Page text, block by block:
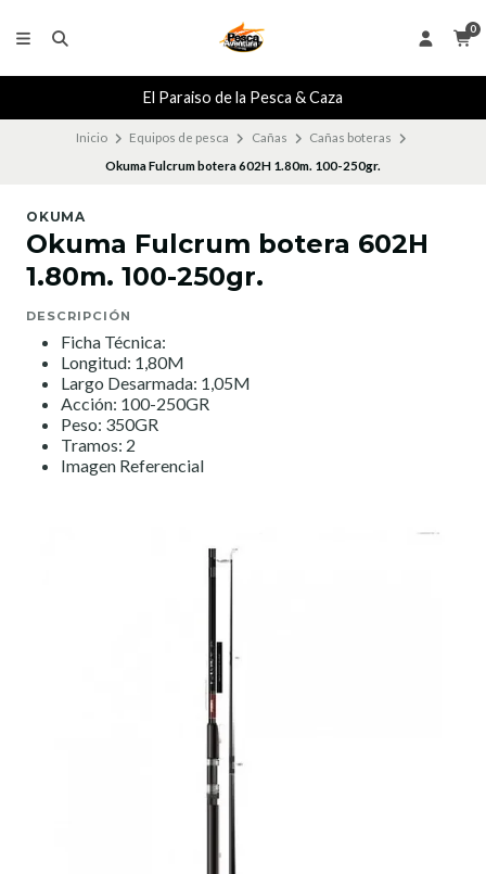
0
El Paraiso de la Pesca & Caza
Inicio Equipos de pesca Cañas
Cañas boteras
Okuma Fulcrum botera 602H 1.80m. 100-250gr.
OKUMA
Okuma Fulcrum botera 602H
1.80m. 100-250gr.
DESCRIPCIÓN
Ficha Técnica:
Longitud: 1,80M
Largo Desarmada: 1,05M
Acción: 100-250GR
Peso: 350GR
Tramos: 2
Imagen Referencial